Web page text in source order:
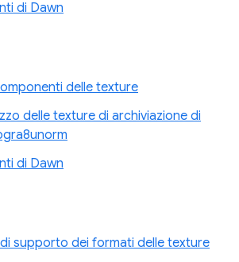
di Dawn
delle texture
delle texture di archiviazione di
di Dawn
supporto dei formati delle texture